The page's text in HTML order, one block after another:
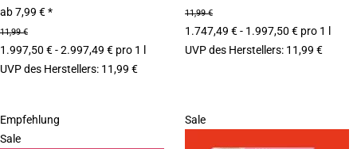
ab7,99 €*
11,99 €
1.997,50 € - 2.997,49 € pro 1 l
UVP des Herstellers: 11,99 €
11,99 €
1.747,49 € - 1.997,50 € pro 1 l
UVP des Herstellers: 11,99 €
Empfehlung
Sale
Sale